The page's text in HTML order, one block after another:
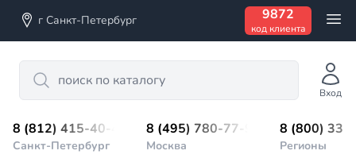
г Санкт-Петербург 9872
код клиента
Search
Вход
8 (812) 415-40-45
Санкт-Петербург
8 (495) 780-77-98
Москва
8 (800)
Регионы